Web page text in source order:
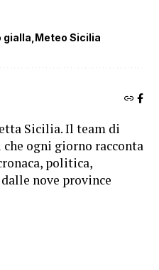
gialla Meteo Sicilia
Sicilia. Il team di
ogni giorno racconta
politica,
nove province